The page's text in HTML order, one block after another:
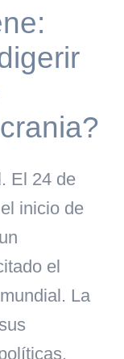
El 24 de
inicio de
el
La